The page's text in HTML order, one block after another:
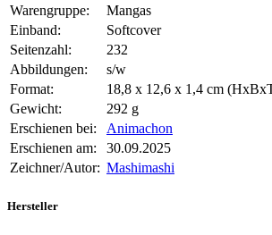
Warengruppe:
Mangas
Einband:
Softcover
Seitenzahl:
232
Abbildungen:
s/w
Format:
18,8 x 12,6 x 1,4 cm
Gewicht:
292 g
Erschienen bei:
Animachon
Erschienen am:
30.09.2025
Zeichner/Autor: Mashimashi
Hersteller